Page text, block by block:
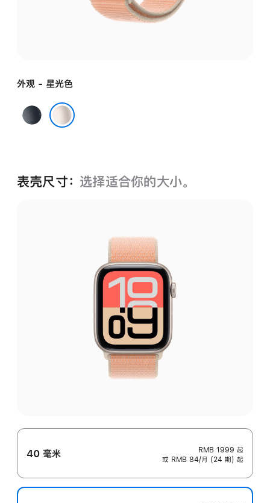
外观 - 星光色
午
夜
表壳尺寸： 选择适合你的大小。
40 毫米 RMB 1999 起
或 RMB 84/月 (24 期) 起